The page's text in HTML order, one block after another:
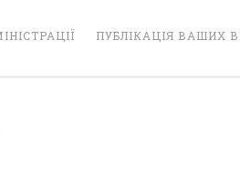
ПУБЛІКАЦІЯ ВАШИХ